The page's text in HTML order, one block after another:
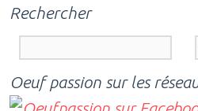
Rechercher
Oeuf passion sur les